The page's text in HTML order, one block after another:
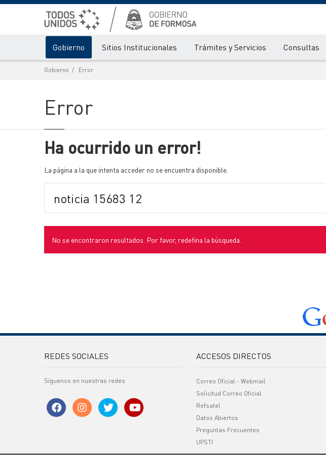
Gobierno Sitios Institucionales Trámites y Servicios Consultas
Gobierno Error
Error
Ha ocurrido un error!
La página a la que intenta acceder no se encuentra disponible.
No se encontraron resultados. Por favor, redefina la búsqueda.
REDES SOCIALES
Síguenos en nuestras redes
ACCESOS DIRECTOS
Correo Oficial - Webmail
Solicitud Correo Oficial
Refsatel
Datos Abiertos
Preguntas Frecuentes
UPSTI